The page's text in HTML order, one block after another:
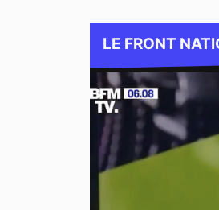
LE FRONT